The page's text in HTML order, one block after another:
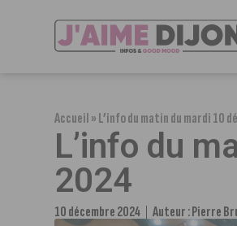
Accueil»L’info du matin du mardi 10
L’info du
2024
10 décembre 2024 Auteur :Pierre